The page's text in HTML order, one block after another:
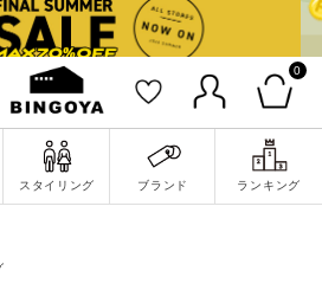
0
スタイリング ブランド ランキング
詳細検索